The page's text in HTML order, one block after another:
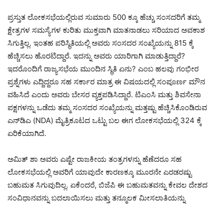
ಪ್ರಸ್ತುತ ಲೋಕಸಭೆಯಲ್ಲಿರುವ ಸುಮಾರು 500 ಕ್ಕೂ ಹೆಚ್ಚು ಸಂಸದರಿಗೆ ತಮ್ಮ
ಕ್ಷೇತ್ರಗಳ ಸಮಸ್ಯೆಗಳ ಕುರಿತು ಮುಕ್ತವಾಗಿ ಮಾತನಾಡಲು ಸರಿಯಾದ ಅವಕಾಶ
ಸಿಗುತ್ತಿಲ್ಲ. ಇಂತಹ ಪರಿಸ್ಥಿತಿಯಲ್ಲಿ ಅವರು ಸಂಸದರ ಸಂಖ್ಯೆಯನ್ನು 815 ಕ್ಕೆ
ಹೆಚ್ಚಿಸಲು ಹೊರಟಿದ್ದಾರೆ. ಇದನ್ನು ಅವರು ಯಾರಿಗಾಗಿ ಮಾಡುತ್ತಿದ್ದಾರೆ?
ಇದರೊಂದಿಗೆ ರಾಜ್ಯಸಭೆಯ ಮುಂದಿನ ಸ್ಥಿತಿ ಏನು? ಎಂಬ ಹಲವು ಗಂಭೀರ
ಪ್ರಶ್ನೆಗಳು ಎದ್ದಿದ್ದರೂ ಸಹ ಸರ್ಕಾರ ಮಾತ್ರ ಈ ವಿಷಯದಲ್ಲಿ ಸಂಪೂರ್ಣ ಮೌನ
ವಹಿಸಿದೆ ಎಂದು ಅವರು ಬೇಸರ ವ್ಯಕ್ತಪಡಿಸಿದ್ದಾರೆ. ಟಿಎಂಸಿ ಮತ್ತು ಶಿವಸೇನಾ
ಪಕ್ಷಗಳನ್ನು ಒಡೆದು ತಮ್ಮ ಸಂಸದರ ಸಂಖ್ಯೆಯನ್ನು ಮತ್ತಷ್ಟು ಹೆಚ್ಚಿಸಿಕೊಂಡಿರುವ
ಎನ್‌ಡಿಎ (NDA) ಮೈತ್ರಿಕೂಟದ ಒಟ್ಟು ಬಲ ಈಗ ಲೋಕಸಭೆಯಲ್ಲಿ 324 ಕ್ಕೆ
ಏರಿಕೆಯಾಗಿದೆ.
ಅಮಿತ್ ಶಾ ಅವರು ಎಷ್ಟೇ ರಾಜಕೀಯ ತಂತ್ರಗಳನ್ನು ಹೆಣೆದರೂ ಸಹ
ಲೋಕಸಭೆಯಲ್ಲಿ ಅವರಿಗೆ ಯಾವುದೇ ಕಾರಣಕ್ಕೂ ಮೂರನೇ ಎರಡರಷ್ಟು
ಬಹುಮತ ಸಿಗುವುದಿಲ್ಲ. ಏಕೆಂದರೆ, ಬಿಜೆಪಿ ಈ ಬಹುಮತವನ್ನು ಕೇವಲ ದೇಶದ
ಸಂವಿಧಾನವನ್ನು ಬದಲಾಯಿಸಲು ಮತ್ತು ತನ್ಮೂಲಕ ಮೀಸಲಾತಿಯನ್ನು